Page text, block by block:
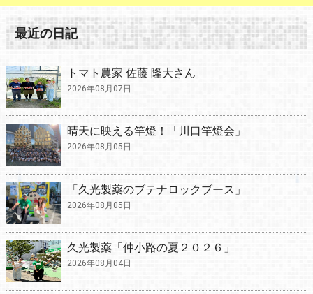
最近の日記
トマト農家 佐藤 隆大さん
2026年08月07日
晴天に映える竿燈！「川口竿燈会」
2026年08月05日
「久光製薬のブテナロックブース」
2026年08月05日
久光製薬「仲小路の夏２０２６」
2026年08月04日